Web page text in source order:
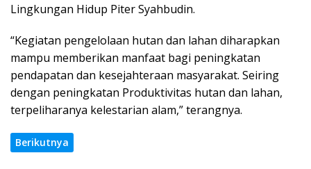
Lingkungan Hidup Piter Syahbudin.
“Kegiatan pengelolaan hutan dan lahan diharapkan
mampu memberikan manfaat bagi peningkatan
pendapatan dan kesejahteraan masyarakat. Seiring
dengan peningkatan Produktivitas hutan dan lahan,
terpeliharanya kelestarian alam,” terangnya.
Berikutnya